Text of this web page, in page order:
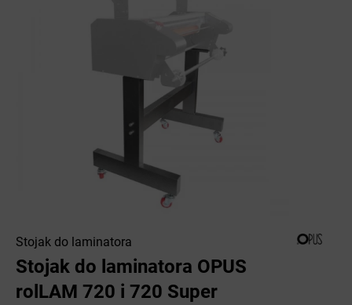
Stojak do laminatora
Stojak do laminatora OPUS
rolLAM 720 i 720 Super